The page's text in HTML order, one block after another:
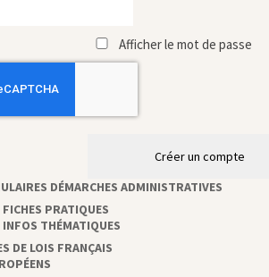
Afficher le mot de passe
Créer un compte
DÉMARCHES ADMINISTRATIVES
FICHES PRATIQUES
INFOS THÉMATIQUES
DE LOIS FRANÇAIS